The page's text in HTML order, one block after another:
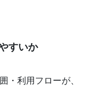
すいか
・利用フローが、